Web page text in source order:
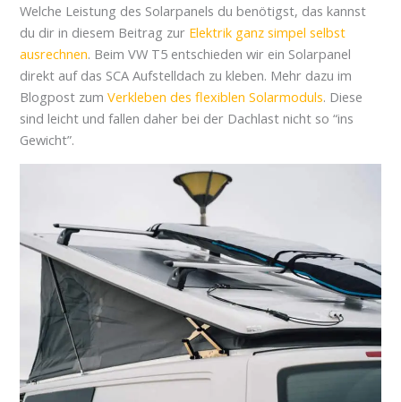
Welche Leistung des Solarpanels du benötigst, das kannst
du dir in diesem Beitrag zur Elektrik ganz simpel selbst
ausrechnen. Beim VW T5 entschieden wir ein Solarpanel
direkt auf das SCA Aufstelldach zu kleben. Mehr dazu im
Blogpost zumVerkleben des flexiblen Solarmoduls. Diese
sind leicht und fallen daher bei der Dachlast nicht so “ins
Gewicht”.